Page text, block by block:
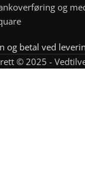
og
og betal ved
© 2025 -